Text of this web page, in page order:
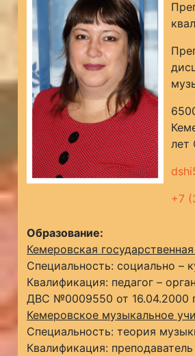
лет
+7
Образование:
Кемеровская
Специальность: социально –
Квалификация: педагог –
ДВС №0009550 от 16.04.2000
Кемеровское музыкальное
Специальность: теория
Квалификация: преподаватель